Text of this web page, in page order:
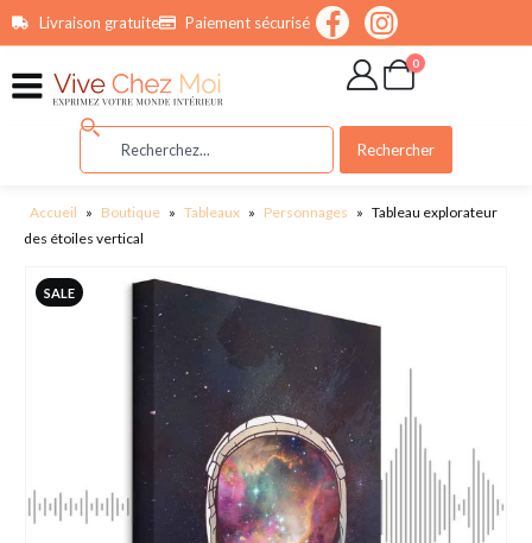
principalLivraison gratuite Paiement sécurisé
0
Rechercher
Accueil » Boutique » Tableaux » Personnages » Tableau explorateur
des étoiles vertical
SALE